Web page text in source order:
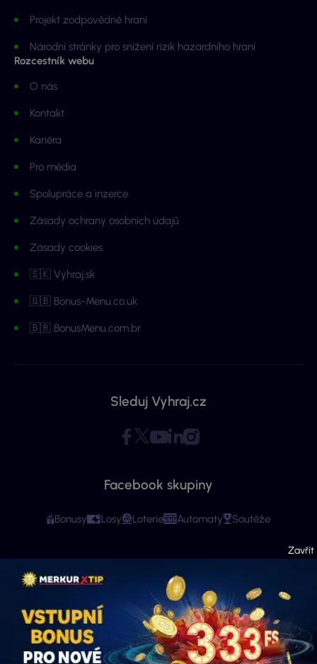
Projekt zodpovědné hraní
Národní stránky pro snížení rizik hazardního hraní
Rozcestník webu
O nás
Kontakt
Kariéra
Pro média
Spolupráce a inzerce
Zásady ochrany osobních údajů
Zásady cookies
🇸🇰 Vyhraj.sk
🇬🇧 Bonus-Menu.co.uk
🇧🇷 BonusMenu.com.br
Sleduj Vyhraj.cz
Facebook skupiny
Bonusy Losy Loterie Automaty Soutěže
Copyright © 2026 - Všechna práva vyhrazena. Vyhraj.cz | Ministerstvo financí
varuje: Účastí na hazardní hře může vzniknout závislost! Stránky mají čistě
informační charakter. Veškeré informace se týkají osob starších 18 let.
Provozovatelem webu je ExeMedia s.r.o. se sídlem Kurzova 2222/16, Stodůlky,
155 00 Praha 5 (IČO: 13992228, DIČ: CZ13992228) · Kontakt:info@vyhraj.cz